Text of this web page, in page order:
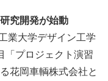
究開発が始動
業大学デザイン工学
「プロジェクト演習
花岡車輌株式会社と